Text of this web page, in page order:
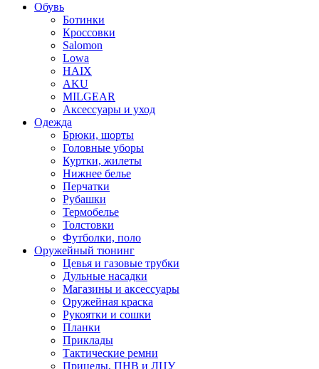
Обувь
Ботинки
Кроссовки
Salomon
Lowa
HAIX
AKU
MILGEAR
Аксессуары и уход
Одежда
Брюки, шорты
Головные уборы
Куртки, жилеты
Нижнее белье
Перчатки
Рубашки
Термобелье
Толстовки
Футболки, поло
Оружейный тюнинг
Цевья и газовые трубки
Дульные насадки
Магазины и аксессуары
Оружейная краска
Рукоятки и сошки
Планки
Приклады
Тактические ремни
Прицелы, ПНВ и ЛЦУ